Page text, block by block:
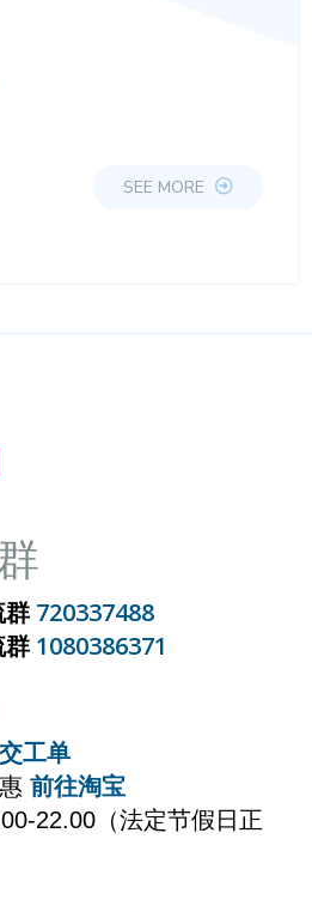
SEE MORE
群 720337488
1080386371
工单
前往淘宝
22.00（法定节假日正